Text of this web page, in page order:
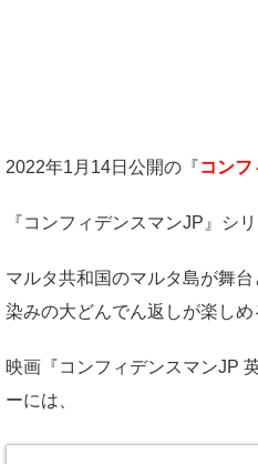
2022年1月14日公開の『コン
『コンフィデンスマンJP』シ
マルタ共和国のマルタ島が舞
染みの大どんでん返しが楽しめ
映画『コンフィデンスマンJP
ーには、